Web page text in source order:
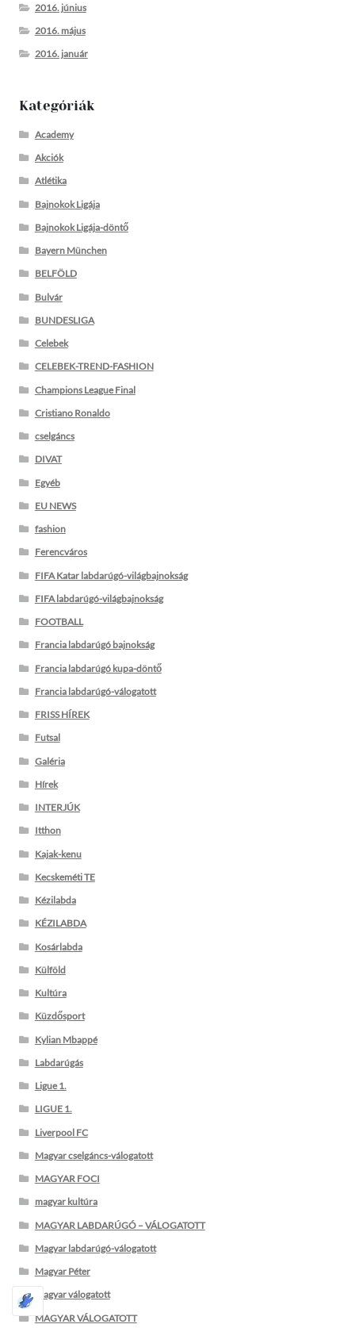
2016. június
2016. május
2016. január
Kategóriák
Academy
Akciók
Atlétika
Bajnokok Ligája
Bajnokok Ligája-döntő
Bayern München
BELFÖLD
Bulvár
BUNDESLIGA
Celebek
CELEBEK-TREND-FASHION
Champions League Final
Cristiano Ronaldo
cselgáncs
DIVAT
Egyéb
EU NEWS
fashion
Ferencváros
FIFA Katar labdarúgó-világbajnokság
FIFA labdarúgó-világbajnokság
FOOTBALL
Francia labdarúgó bajnokság
Francia labdarúgó kupa-döntő
Francia labdarúgó-válogatott
FRISS HÍREK
Futsal
Galéria
Hírek
INTERJÚK
Itthon
Kajak-kenu
Kecskeméti TE
Kézilabda
KÉZILABDA
Kosárlabda
Külföld
Kultúra
Küzdősport
Kylian Mbappé
Labdarúgás
Ligue 1.
LIGUE 1.
Liverpool FC
Magyar cselgáncs-válogatott
MAGYAR FOCI
magyar kultúra
MAGYAR LABDARÚGÓ – VÁLOGATOTT
Magyar labdarúgó-válogatott
Magyar Péter
Magyar válogatott
MAGYAR VÁLOGATOTT